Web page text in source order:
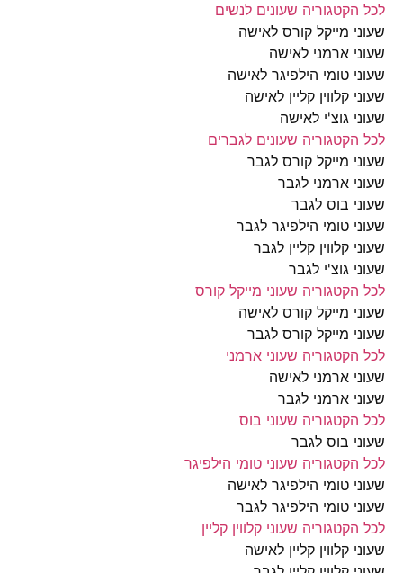
שעונים לנשים
מייקל קורס לאישה
ארמני לאישה
טומי הילפיגר לאישה
קלווין קליין לאישה
גוצ'י לאישה
שעונים לגברים
מייקל קורס לגבר
ארמני לגבר
בוס לגבר
טומי הילפיגר לגבר
קלווין קליין לגבר
גוצ'י לגבר
שעוני מייקל קורס
מייקל קורס לאישה
מייקל קורס לגבר
שעוני ארמני
ארמני לאישה
ארמני לגבר
שעוני בוס
בוס לגבר
שעוני טומי הילפיגר
טומי הילפיגר לאישה
טומי הילפיגר לגבר
שעוני קלווין קליין
קלווין קליין לאישה